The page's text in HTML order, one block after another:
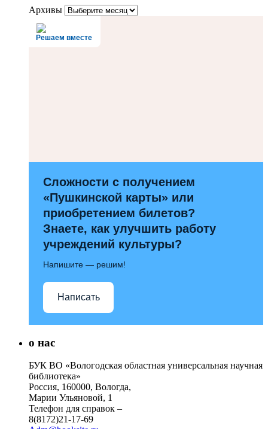
Архивы
Решаем вместе
Сложности с получением
«Пушкинской карты» или
приобретением билетов?
Знаете, как улучшить работу
учреждений культуры?
Напишите — решим!
Написать
о нас
БУК ВО «Вологодская областная универсальная научная
библиотека»
Россия, 160000, Вологда,
Марии Ульяновой, 1
Телефон для справок –
8(8172)21-17-69